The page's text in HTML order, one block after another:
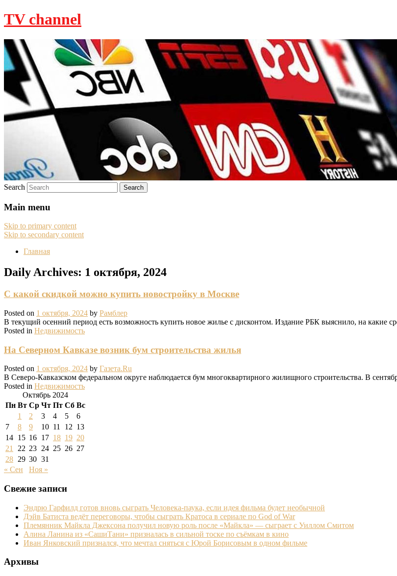
TV channel
Search
Main menu
Skip to primary content
Skip to secondary content
Главная
Daily Archives: 1 октября, 2024
C какой скидкой можно купить новостройку в Москве
Posted on 1 октября, 2024 by Рамблер
В текущий осенний период есть возможность купить новое жилье с дисконтом. Издание РБК выяснило, на какие
Posted in Недвижимость
На Северном Кавказе возник бум строительства жилья
Posted on 1 октября, 2024 by Газета.Ru
В Северо-Кавказском федеральном округе наблюдается бум многоквартирного жилищного строительства. В
Posted in Недвижимость
Октябрь 2024
Пн Вт Ср Чт Пт Сб Вс
1
2 3 4 5
6
7
8 9 10 11 12 13
14 15 16 17 18 19 20
21
22 23 24 25 26 27
28 29 30 31
« Сен
Ноя »
Свежие записи
Эндрю Гарфилд готов вновь сыграть Человека-паука, если идея фильма будет необычной
Дэйв Батиста ведёт переговоры, чтобы сыграть Кратоса в сериале по God of War
Племянник Майкла Джексона получил новую роль после «Майкла» — сыграет с Уиллом Смитом
Алина Ланина из «СашиТани» призналась в сильной тоске по съёмкам в кино
Иван Янковский признался, что мечтал сняться с Юрой Борисовым в одном фильме
Архивы